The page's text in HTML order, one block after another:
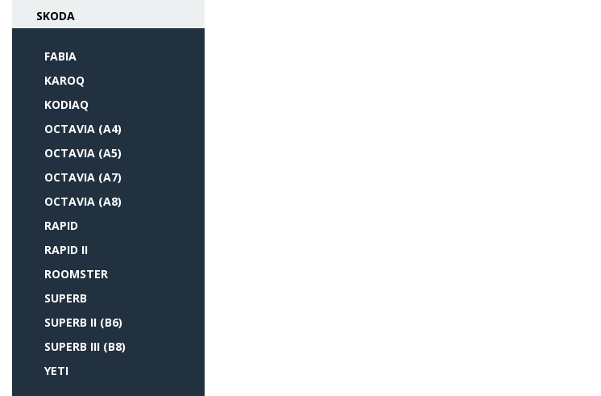
SKODA
FABIA
KAROQ
KODIAQ
OCTAVIA (A4)
OCTAVIA (A5)
OCTAVIA (A7)
OCTAVIA (A8)
RAPID
RAPID II
ROOMSTER
SUPERB
SUPERB II (B6)
SUPERB III (B8)
YETI